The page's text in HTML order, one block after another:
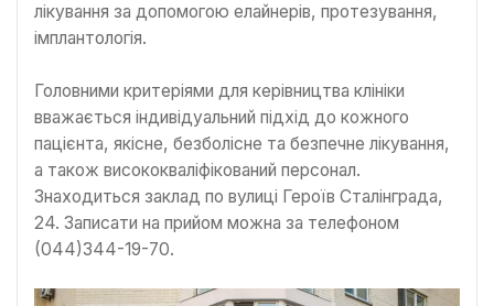
лікування за допомогою елайнерів, протезування,
імплантологія.
Головними критеріями для керівництва клініки
вважається індивідуальний підхід до кожного
пацієнта, якісне, безболісне та безпечне лікування,
а також висококваліфікований персонал.
Знаходиться заклад по вулиці Героїв Сталінграда,
24. Записати на прийом можна за телефоном
(044)344-19-70.